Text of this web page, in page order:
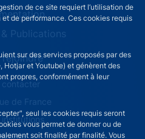
de ce site requiert l’utilisation de
de performance. Ces cookies requis
sur des services proposés par des
et Youtube) et génèrent des
propres, conformément à leur
seul les cookies requis seront
vous permet de donner ou de
soit finalité par finalité. Vous
Publications
(French)
contacter
de France
institutions